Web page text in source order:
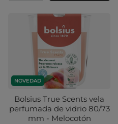
NOVEDAD
Bolsius True Scents vela
perfumada de vidrio 80/73
mm - Melocotón